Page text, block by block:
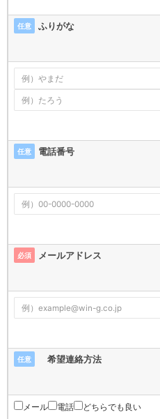
任意 ふりがな
任意 電話番号
必須 メールアドレス
任意 希望連絡方法
メール 電話 どちらでも良い